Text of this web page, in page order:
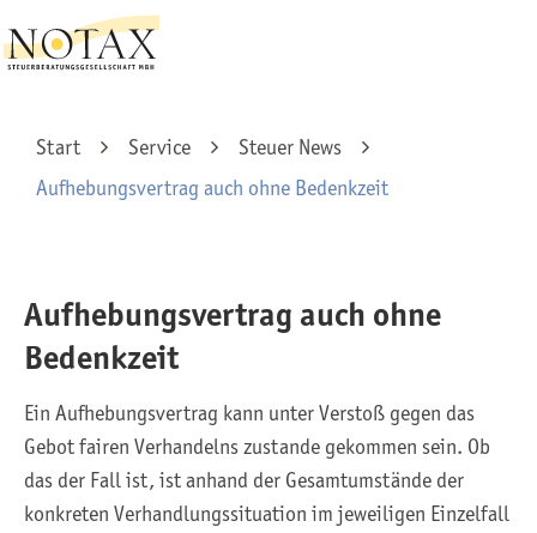
Start Service
Steuer News
Aufhebungsvertrag auch ohne Bedenkzeit
Aufhebungsvertrag auch ohne
Bedenkzeit
Ein Aufhebungsvertrag kann unter Verstoß gegen das
Gebot fairen Verhandelns zustande gekommen sein. Ob
das der Fall ist, ist anhand der Gesamtumstände der
konkreten Verhandlungssituation im jeweiligen Einzelfall